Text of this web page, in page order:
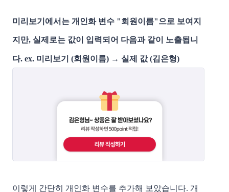
미리보기에서는 개인화 변수 "회원이름"으로 보여지
지만, 실제로는 값이 입력되어 다음과 같이 노출됩니
다. ex. 미리보기 (회원이름) → 실제 값 (김은형)
이렇게 간단히 개인화 변수를 추가해 보았습니다. 개